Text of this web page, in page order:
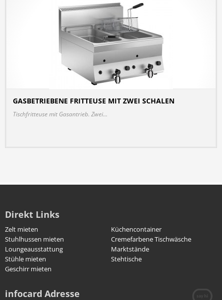
GASBETRIEBENE FRITTEUSE MIT ZWEI SCHALEN
Tischfritteuse mit Gasantrieb. Zwei...
Direkt Links
Zelt mieten
Küchencontainer
Stuhlhussen mieten
Cremefarbene Tischwäsche
Loungeausstattung
Marktstände
Stühle mieten
Stehtische
Geschirr mieten
infocard Adresse